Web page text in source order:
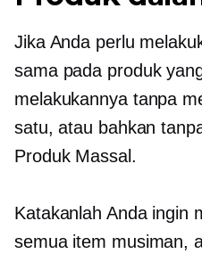
Jika Anda perlu
sama pada produk
melakukannya tanpa
satu, atau bahkan
Produk Massal.
Katakanlah Anda ingin
semua item musiman,